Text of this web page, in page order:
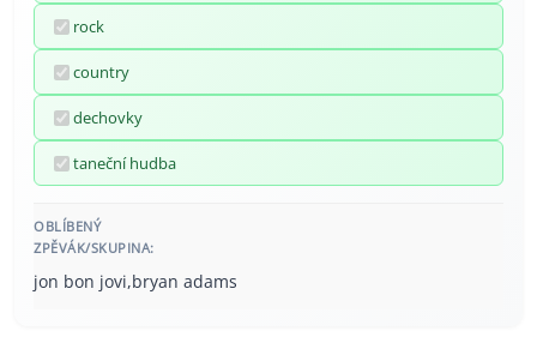
rock
country
dechovky
taneční hudba
OBLÍBENÝ
ZPĚVÁK/SKUPINA:
jon bon jovi,bryan adams